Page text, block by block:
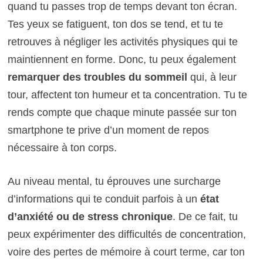
quand tu passes trop de temps devant ton écran.
Tes yeux se fatiguent, ton dos se tend, et tu te
retrouves à négliger les activités physiques qui te
maintiennent en forme. Donc, tu peux également
remarquer des troubles du sommeil qui, à leur
tour, affectent ton humeur et ta concentration. Tu te
rends compte que chaque minute passée sur ton
smartphone te prive d’un moment de repos
nécessaire à ton corps.
Au niveau mental, tu éprouves une surcharge
d’informations qui te conduit parfois à un état
d’anxiété ou de stress chronique. De ce fait, tu
peux expérimenter des difficultés de concentration,
voire des pertes de mémoire à court terme, car ton